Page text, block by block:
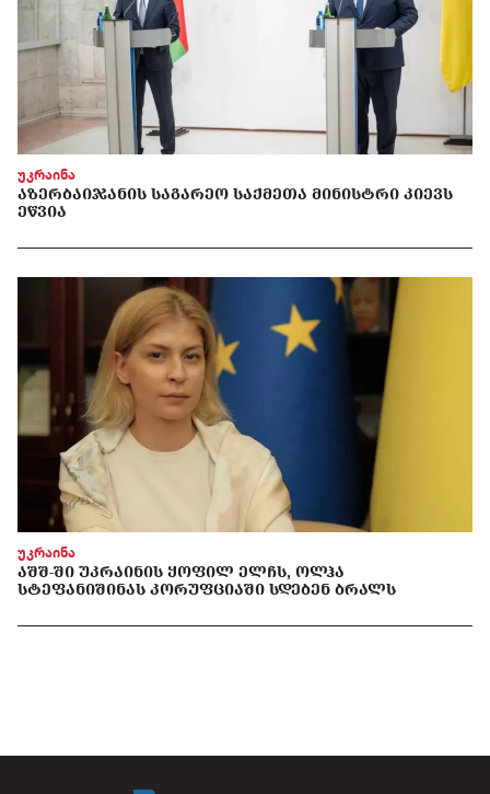
უკრაინა
ᲐᲖᲔᲠᲑᲐᲘᲯᲐᲜᲘᲡ ᲡᲐᲒᲐᲠᲔᲝ ᲡᲐᲥᲛᲔᲗᲐ ᲛᲘᲜᲘᲡᲢᲠᲘ ᲙᲘᲔᲕᲡ
ᲔᲬᲕᲘᲐ
უკრაინა
ᲐᲨᲨ-ᲨᲘ ᲣᲙᲠᲐᲘᲜᲘᲡ ᲧᲝᲤᲘᲚ ᲔᲚᲩᲡ, ᲝᲚᲰᲐ
ᲡᲢᲔᲤᲐᲜᲘᲨᲘᲜᲐᲡ ᲙᲝᲠᲣᲤᲪᲘᲐᲨᲘ ᲡᲓᲔᲑᲔᲜ ᲑᲠᲐᲚᲡ